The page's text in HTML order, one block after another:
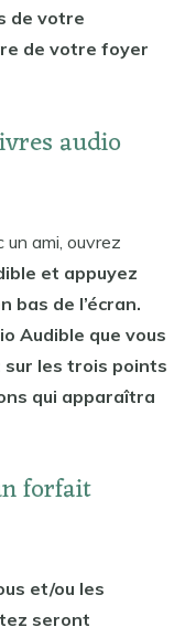
de votre
de votre foyer
audio
un ami, ouvrez
et appuyez
bas de l’écran.
Audible que vous
les trois points
qui apparaîtra
forfait
et/ou les
seront